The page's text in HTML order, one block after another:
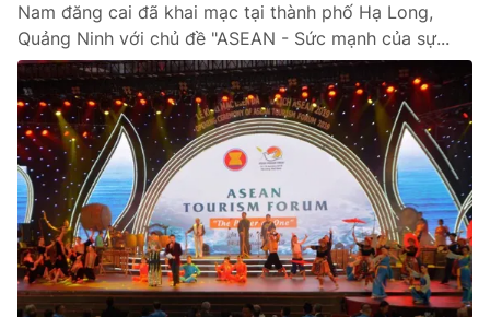
Nam đăng cai đã khai mạc tại thành phố Hạ Long,
Quảng Ninh với chủ đề "ASEAN - Sức mạnh của sự...